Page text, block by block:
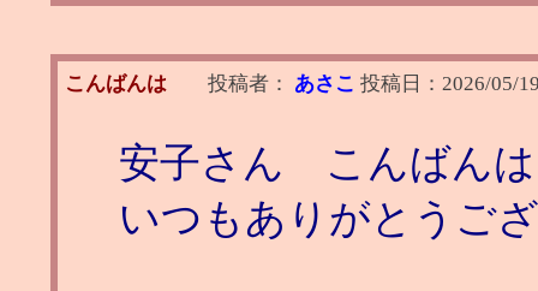
こんばんは 投稿者： あさこ 投稿日： 2026/05/
安子さん こんばんは
いつもありがとうご